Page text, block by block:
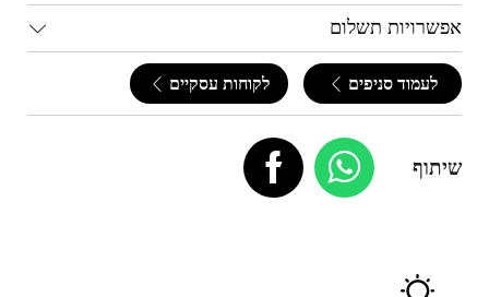
אפשרויות תשלום
לעמוד סניפים לקוחות עסקיים
שיתוף